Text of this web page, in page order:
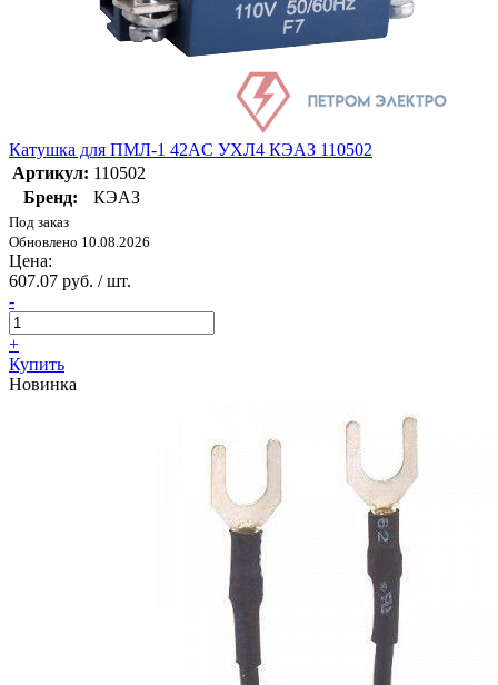
Катушка для ПМЛ-1 42AC УХЛ4 КЭАЗ 110502
Артикул: 110502
Бренд:
КЭАЗ
Под заказ
Обновлено 10.08.2026
Цена:
607.07 руб. / шт.
-
+
Купить
Новинка